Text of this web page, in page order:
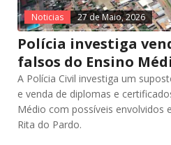
Noticias 27 de Maio, 2026
Polícia investiga
falsos do Ensino
A Polícia Civil investiga um
e venda de diplomas e
Médio com possíveis envolvidos
Rita do Pardo.